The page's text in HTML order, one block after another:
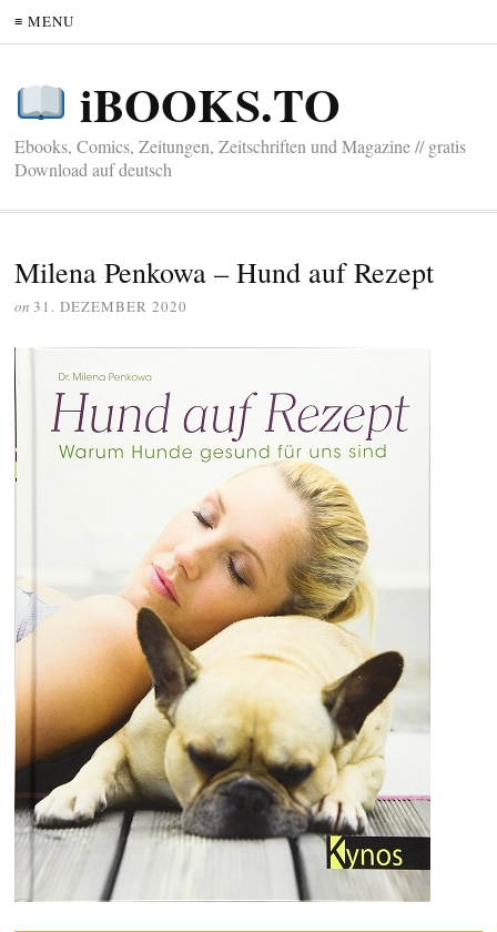
≡ MENU
iBOOKS.TO
Ebooks, Comics, Zeitungen, Zeitschriften und Magazine // gratis
Download auf deutsch
Milena Penkowa – Hund auf Rezept
on 31. DEZEMBER 2020